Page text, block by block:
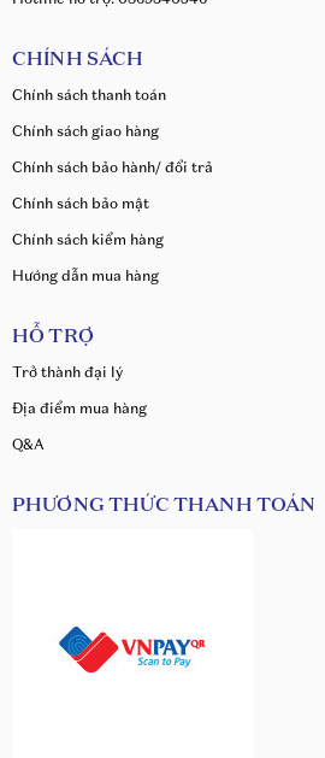
CHÍNH SÁCH
Chính sách thanh toán
Chính sách giao hàng
Chính sách bảo hành/ đổi trả
Chính sách bảo mật
Chính sách kiểm hàng
Hướng dẫn mua hàng
HỖ TRỢ
Trở thành đại lý
Địa điểm mua hàng
Q&A
PHƯƠNG THỨC THANH TOÁN